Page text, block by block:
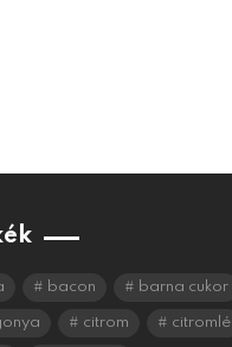
bacon barna cukor
citrom citromlé